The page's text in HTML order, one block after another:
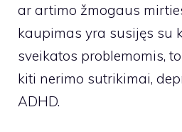
ar artimo žmogaus
kaupimas yra susijęs su
sveikatos problemomis,
kiti nerimo sutrikimai,
ADHD.